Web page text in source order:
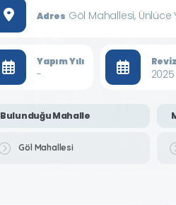
Adres Göl Mahallesi,
Yapım Yılı
- 2025
Bulunduğu Mahalle
Göl Mahallesi